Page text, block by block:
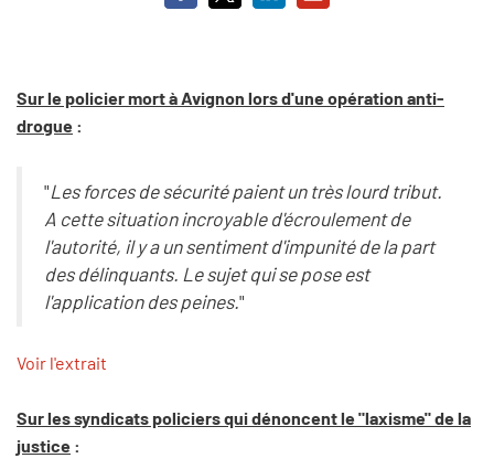
Sur le policier mort à Avignon lors d'une opération anti-
drogue :
"Les forces de sécurité paient un très lourd tribut.
A cette situation incroyable d'écroulement de
l'autorité, il y a un sentiment d'impunité de la part
des délinquants. Le sujet qui se pose est
l'application des peines."
Voir l'extrait
Sur les syndicats policiers qui dénoncent le "laxisme" de la
justice :